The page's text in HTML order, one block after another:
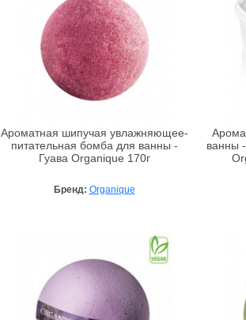
Ароматная шипучая увлажняющее-
питательная бомба для ванны -
Гуава Organique 170г
Бренд: Organique
ванны